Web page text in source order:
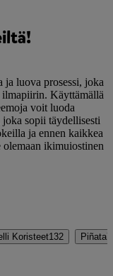
ja luova prosessi, joka
Käyttämällä
voit luoda
sopii täydellisesti
ja ennen kaikkea
ikimuiostinen
Koristeet132 Piñata